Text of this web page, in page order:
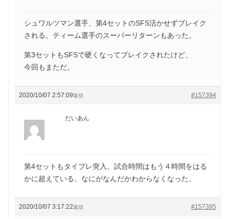
シュワルツマン選手、第4セットのSFS活かせずブレイク
される。ティーム選手のスーパーリターンもあった。
第3セットもSFSで硬くなってブレイクされたけど、
今回もまただ。
2020/10/07 2:57:09 #157394
返信
だいあん
第4セットもタイブレ突入。試合時間はもう４時間をはる
かに超えている。なにがなんだかわからなくなった。
2020/10/07 3:17:22 #157395
返信